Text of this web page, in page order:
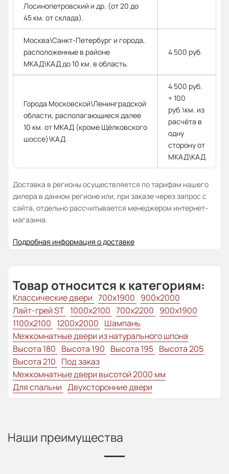
Лосинопетровский и др. (от 20 до
45 км. от склада).
Москва\Санкт-Петербург и города,
расположенные в районе
МКАД\КАД до 10 км. в область.
4 500 руб.
Города Московской\Ленинградской
области, располагающиеся далее
10 км. от МКАД (кроме Щёлковского
шоссе)\КАД
4 500 руб.
+ 100
руб.\км. из
расчёта в
одну
сторону от
МКАД\КАД
Доставка в регионы осуществляется по тарифам нашего
дилера в данном регионе или, при заказе через запрос с
сайта, отдельно рассчитывается менеджером интернет-
магазина.
Подробная информация о доставке
Товар относится к категориям:
Классические двери 700x1900 900x2000
Лайт-грей ST 1000x2100 700x2200 900x1900
1100x2100 1200x2000 Шампань
Межкомнатные двери из натурального шпона
Высота 180 Высота 190 Высота 195 Высота 205
Высота 210 Под заказ
Межкомнатные двери высотой 2000 мм
Для спальни Двухсторонние двери
Наши преимущества